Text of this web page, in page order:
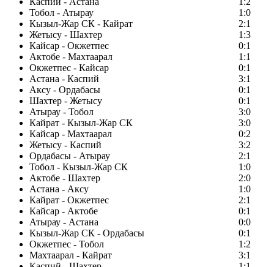
Тобол - Атырау
1:0
Кызыл-Жар СК - Кайрат
2:1
Жетысу - Шахтер
1:3
Кайсар - Окжетпес
0:1
Актобе - Махтаарал
1:1
Окжетпес - Кайсар
0:1
Астана - Каспий
3:1
Аксу - Ордабасы
0:1
Шахтер - Жетысу
0:1
Атырау - Тобол
3:0
Кайрат - Кызыл-Жар СК
3:0
Кайсар - Махтаарал
0:2
Жетысу - Каспий
3:2
Ордабасы - Атырау
2:1
Тобол - Кызыл-Жар СК
1:0
Актобе - Шахтер
2:0
Астана - Аксу
1:0
Кайрат - Окжетпес
2:1
Кайсар - Актобе
0:1
Атырау - Астана
0:0
Кызыл-Жар СК - Ордабасы
0:1
Окжетпес - Тобол
1:2
Махтаарал - Кайрат
3:1